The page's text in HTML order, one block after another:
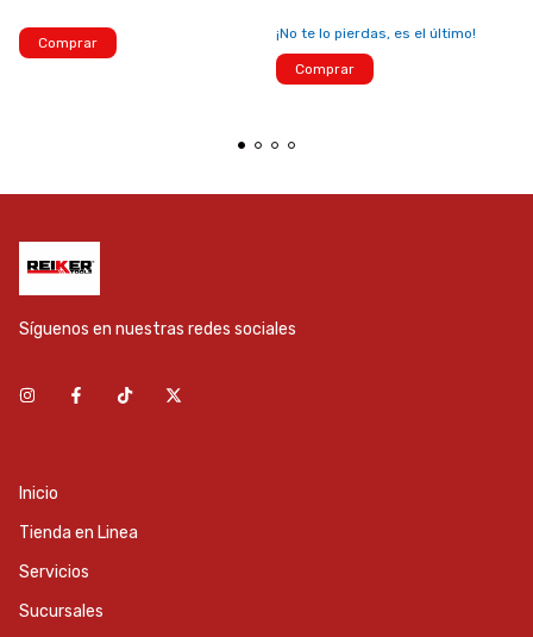
Comprar
¡No te lo pierdas, es el último!
Comprar
Síguenos en nuestras redes sociales
Inicio
Tienda en Linea
Servicios
Sucursales